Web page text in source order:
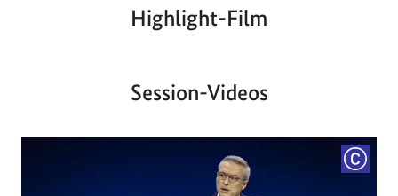
Highlight-Film
Aktueller
00:00| 00:00
Session-Videos